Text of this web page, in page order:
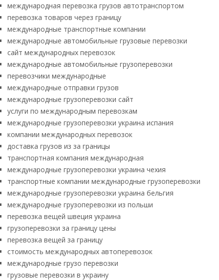
международная перевозка грузов автотранспортом
перевозка товаров через границу
международные транспортные компании
международные автомобильные грузовые перевозки
сайт международных перевозок
международные автомобильные грузоперевозки
перевозчики международные
международные отправки грузов
международные грузоперевозки сайт
услуги по международным перевозкам
международные грузоперевозки украина испания
компании международных перевозок
доставка грузов из за границы
транспортная компания международная
международные грузоперевозки украина чехия
транспортные компании международные грузоперевозки
международные грузоперевозки украина бельгия
международные грузоперевозки из польши
перевозка вещей швеция украина
грузоперевозки за границу цены
перевозка вещей за границу
стоимость международных автоперевозок
международные грузо перевозки
грузовые перевозки в украину